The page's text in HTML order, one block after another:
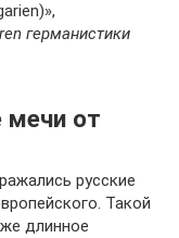
германистики
мечи от
русские
Такой
длинное